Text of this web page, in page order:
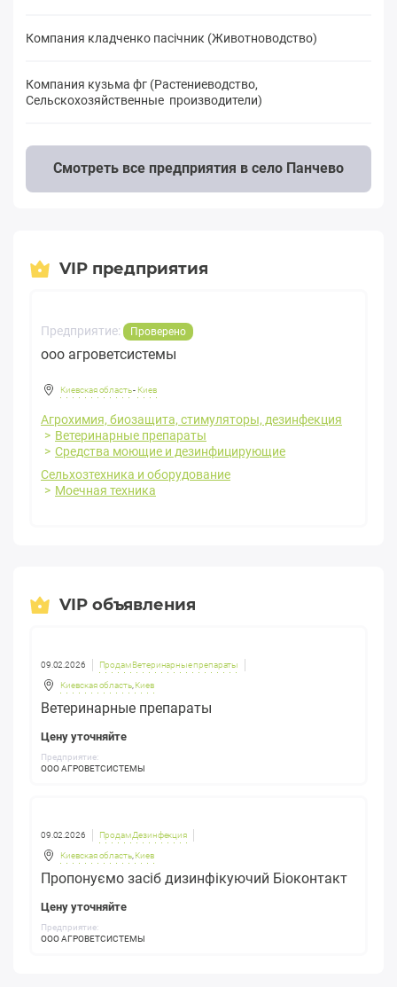
Компания кладченко пасічник (Животноводство)
Компания кузьма фг (Растениеводство,
Сельскохозяйственные производители)
Смотреть все предприятия в село Панчево
VIP предприятия
Предприятие: Проверено
ооо агроветсистемы
Киевская область- Киев
Агрохимия, биозащита, стимуляторы, дезинфекция
Ветеринарные препараты
Средства моющие и дезинфицирующие
Сельхозтехника и оборудование
Моечная техника
VIP объявления
09.02.2026 Продам Ветеринарные препараты
Киевская область, Киев
Ветеринарные препараты
Цену уточняйте
Предприятие:
ООО АГРОВЕТСИСТЕМЫ
09.02.2026 Продам Дезинфекция
Киевская область, Киев
Пропонуємо засіб дизинфікуючий Біоконтакт
Цену уточняйте
Предприятие:
ООО АГРОВЕТСИСТЕМЫ